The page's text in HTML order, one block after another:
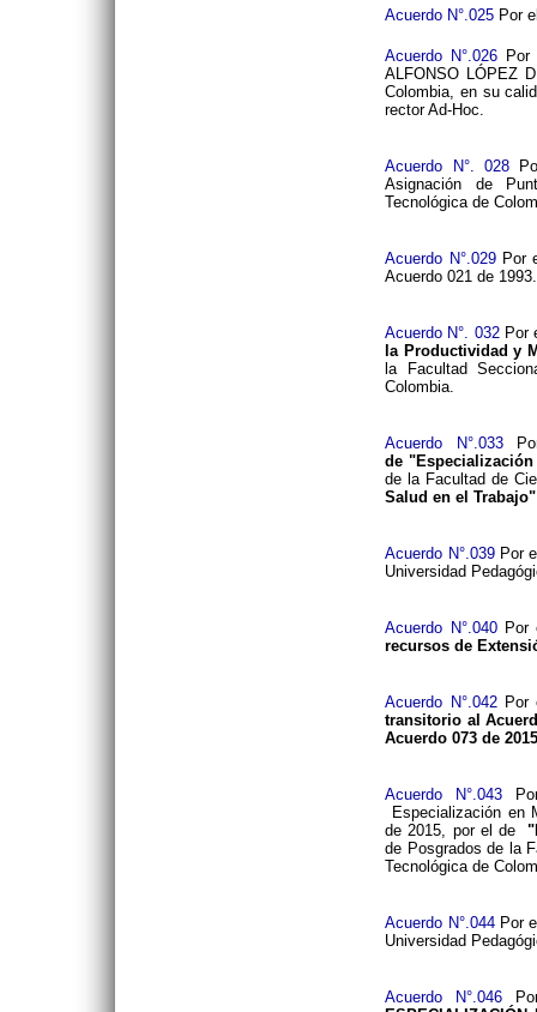
Acuerdo N°.025 Por
Acuerdo N°.026 Por
ALFONSO LÓPEZ
Colombia, en su
rector Ad-Hoc.
Acuerdo N°. 028
Asignación de
Tecnológica de
Acuerdo N°.029Por
Acuerdo 021 de 1993.
Acuerdo N°. 032Por
la Productividad y
la Facultad
Colombia.
Acuerdo N°.033
de
de la Facultad de
Salud en el Trabajo"
Acuerdo N°.039Por
Universidad
Acuerdo N°.040Por
recursos de
Acuerdo N°.042Por
transitorio al
Acuerdo 073 de
Acuerdo N°.043
Especialización en
de 2015, por el de
de Posgrados de la
Tecnológica de
Acuerdo N°.044Por
Universidad
Acuerdo N°.046